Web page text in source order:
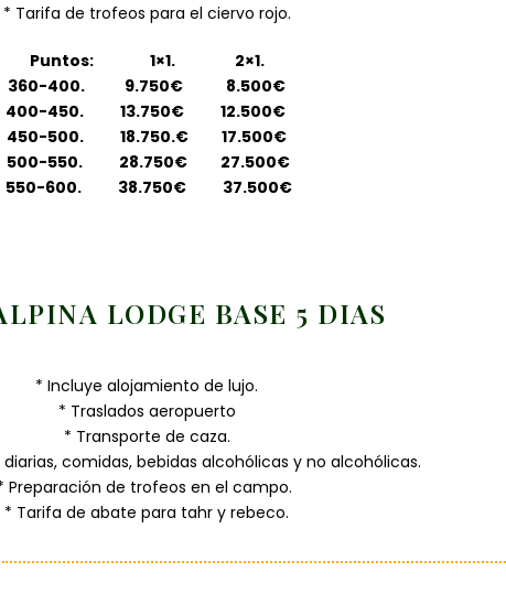
* Tarifa de trofeos para el ciervo rojo.
Puntos: 1×1. 2×1.
360-400. 9.750€ 8.500€
400-450. 13.750€ 12.500€
450-500. 18.750.€ 17.500€
500-550. 28.750€ 27.500€
550-600. 38.750€ 37.500€
LODGE BASE 5 DIAS
* Incluye alojamiento de lujo.
* Traslados aeropuerto
* Transporte de caza.
comidas, bebidas alcohólicas y no alcohólicas.
Preparación de trofeos en el campo.
* Tarifa de abate para tahr y rebeco.